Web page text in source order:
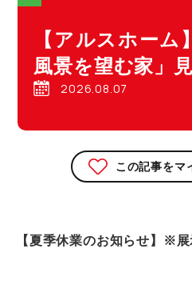
【アルスホーム
風景を望む家」
2026.08.07
この記事をマ
【夏季休業のお知らせ】※